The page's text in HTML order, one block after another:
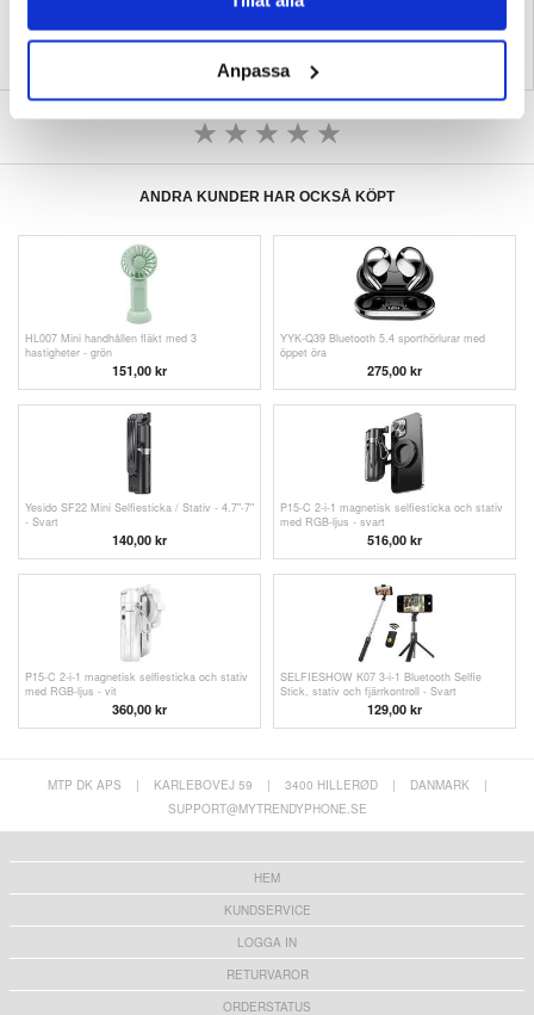
Anpassa
ANDRA KUNDER HAR OCKSÅ KÖPT
HL007 Mini handhållen fläkt med 3
hastigheter - grön
151,00 kr
YYK-Q39 Bluetooth 5.4 sporthörlurar med
öppet öra
275,00 kr
Yesido SF22 Mini Selfiesticka / Stativ - 4.7"-7"
- Svart
140,00 kr
P15-C 2-i-1 magnetisk selfiesticka och stativ
med RGB-ljus - svart
516,00 kr
P15-C 2-i-1 magnetisk selfiesticka och stativ
med RGB-ljus - vit
360,00 kr
SELFIESHOW K07 3-i-1 Bluetooth Selfie
Stick, stativ och fjärrkontroll - Svart
129,00 kr
MTP DK APS | KARLEBOVEJ 59 | 3400 HILLERØD | DANMARK
|
SUPPORT@MYTRENDYPHONE.SE
HEM
KUNDSERVICE
LOGGA IN
RETURVAROR
ORDERSTATUS